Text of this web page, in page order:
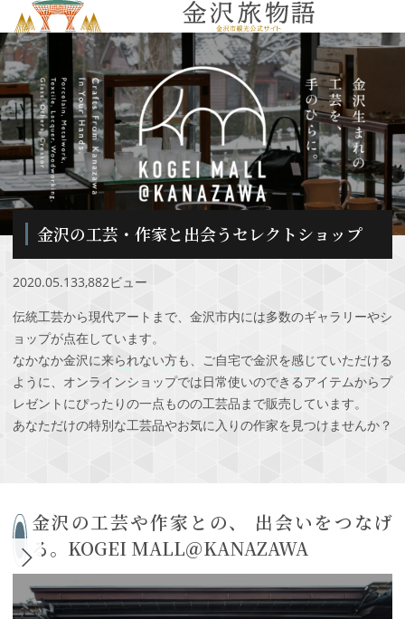
金沢の工芸・作家と出会うセレクトショップ
伝統工芸から現代アートまで、金沢市内には多数のギャラリーやシ
ョップが点在しています。
なかなか金沢に来られない方も、ご自宅で金沢を感じていただける
ように、オンラインショップでは日常使いのできるアイテムからプ
レゼントにぴったりの一点ものの工芸品まで販売しています。
あなただけの特別な工芸品やお気に入りの作家を見つけませんか？
2020.05.133,882ビュー
金沢の工芸や作家との、 出会いをつなげ
る。KOGEI MALL＠KANAZAWA